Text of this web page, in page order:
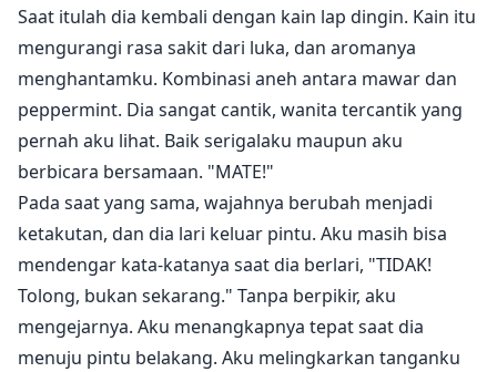
Saat itulah dia kembali dengan kain lap dingin. Kain itu
mengurangi rasa sakit dari luka, dan aromanya
menghantamku. Kombinasi aneh antara mawar dan
peppermint. Dia sangat cantik, wanita tercantik yang
pernah aku lihat. Baik serigalaku maupun aku
berbicara bersamaan. "MATE!"
Pada saat yang sama, wajahnya berubah menjadi
ketakutan, dan dia lari keluar pintu. Aku masih bisa
mendengar kata-katanya saat dia berlari, "TIDAK!
Tolong, bukan sekarang." Tanpa berpikir, aku
mengejarnya. Aku menangkapnya tepat saat dia
menuju pintu belakang. Aku melingkarkan tanganku